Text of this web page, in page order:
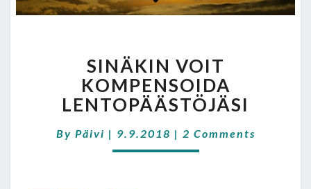
VOIT
KOMPENSOIDA
LENTOPÄÄSTÖJÄSI
SINÄKIN VOIT
KOMPENSOIDA
LENTOPÄÄSTÖJÄSI
By Päivi | 9.9.2018 | Comments
2 Comments